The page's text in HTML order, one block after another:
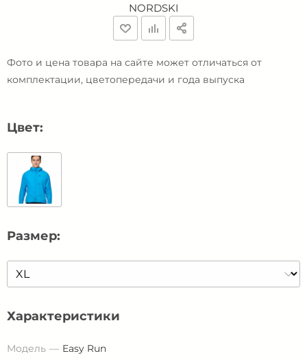
NORDSKI
Фото и цена товара на сайте может отличаться от
комплектации, цветопередачи и года выпуска
Цвет:
Размер:
Характеристики
Модель
Easy Run